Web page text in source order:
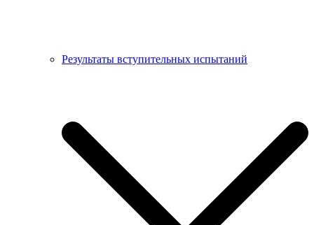
Результаты вступительных испытаний